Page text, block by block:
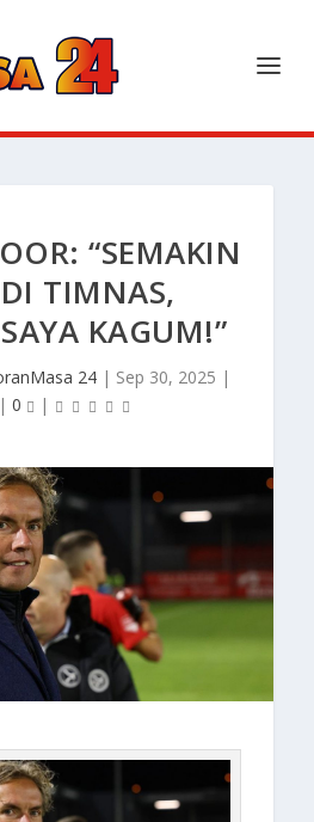
“SEMAKIN
TIMNAS,
KAGUM!”
24 | Sep 30, 2025 |
0 |